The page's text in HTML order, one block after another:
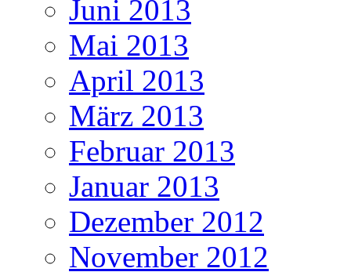
Juni 2013
Mai 2013
April 2013
März 2013
Februar 2013
Januar 2013
Dezember 2012
November 2012